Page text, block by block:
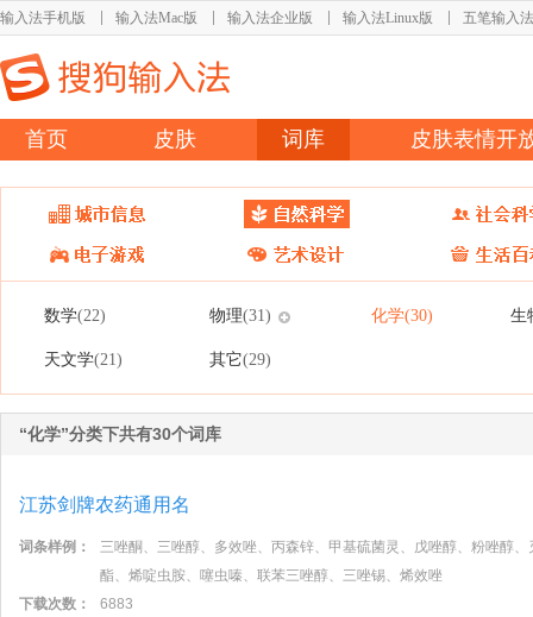
输入法手机版 输入法Mac版 输入法企业版 输入法Linux版 五笔输入法
首页 皮肤 词库 皮肤表情开
数学(22) 物理(31) 化学(30) 生
天文学(21) 其它(29)
“化学”分类下共有30个词库
江苏剑牌农药通用名
词条样例：
三唑酮、三唑醇、多效唑、丙森锌、甲基硫菌灵、戊唑醇、粉唑醇
酯、烯啶虫胺、噻虫嗪、联苯三唑醇、三唑锡、烯效唑
下载次数：
6883